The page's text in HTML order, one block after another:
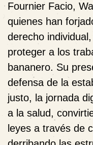
Fournier Facio,
quienes han
derecho
proteger a los
bananero. Su
defensa de la
justo, la jornada
a la salud,
leyes a través de